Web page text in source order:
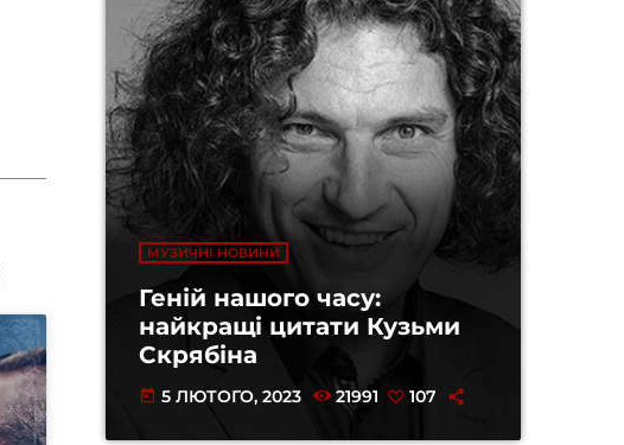
МУЗИЧНІ НОВИНИ
Геній нашого часу:
найкращі цитати Кузьми
Скрябіна
today 5 ЛЮТОГО, 2023 21991 107